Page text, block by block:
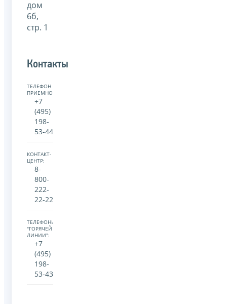
дом
6б,
стр. 1
Контакты
ТЕЛЕФОН
ПРИЕМНОЙ:
+7
(495)
198-
53-44
КОНТАКТ-
ЦЕНТР:
8-
800-
222-
22-22
ТЕЛЕФОНЫ
"ГОРЯЧЕЙ
ЛИНИИ":
+7
(495)
198-
53-43